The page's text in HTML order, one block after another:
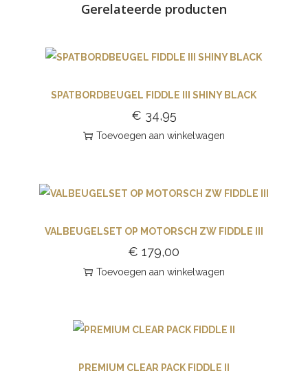
Gerelateerde producten
SPATBORDBEUGEL FIDDLE III SHINY BLACK
€ 34,95
Toevoegen aan winkelwagen
VALBEUGELSET OP MOTORSCH ZW FIDDLE III
€ 179,00
Toevoegen aan winkelwagen
PREMIUM CLEAR PACK FIDDLE II